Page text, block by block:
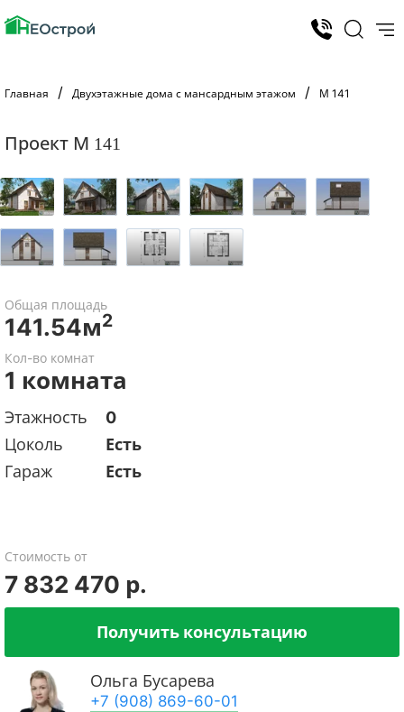
Главная Двухэтажные дома с мансардным этажом М 141
Проект М 141
Общая площадь
141.54м2
Кол-во комнат
1 комната
Этажность
0
Цоколь
Есть
Гараж
Есть
Стоимость от
7 832 470 р.
Получить консультацию
Ольга Бусарева
+7 (908) 869-60-01